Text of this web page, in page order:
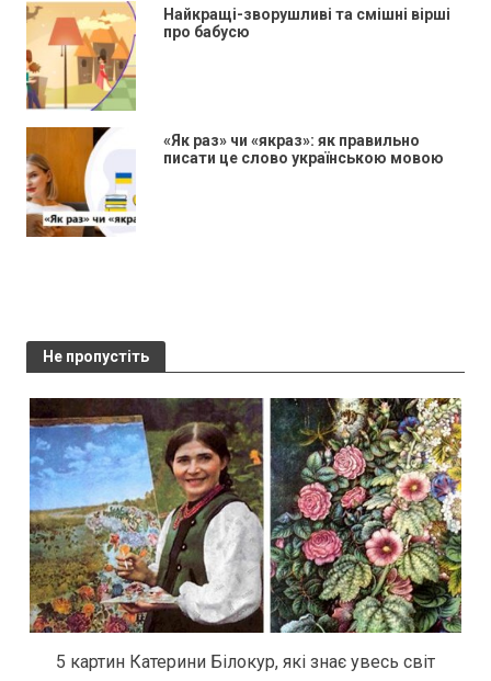
Найкращі-зворушливі та смішні вірші
про бабусю
«Як раз» чи «якраз»: як правильно
писати це слово українською мовою
Не пропустіть
5 картин Катерини Білокур, які знає увесь світ